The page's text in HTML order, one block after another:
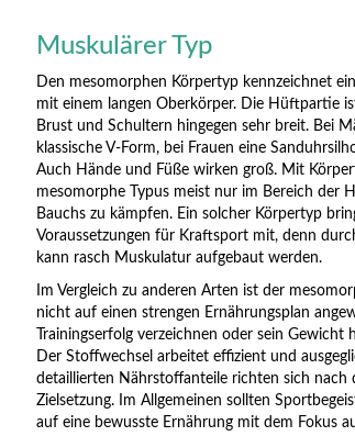
Muskulärer Typ
Den mesomorphen Körpertyp kennzeichnet
mit einem langen Oberkörper. Die Hüftpartie
Brust und Schultern hingegen sehr breit. Bei
klassische V-Form, bei Frauen eine
Auch Hände und Füße wirken groß. Mit
mesomorphe Typus meist nur im Bereich der
Bauchs zu kämpfen. Ein solcher Körpertyp
Voraussetzungen für Kraftsport mit, denn
kann rasch Muskulatur aufgebaut werden.
Im Vergleich zu anderen Arten ist der
nicht auf einen strengen Ernährungsplan
Trainingserfolg verzeichnen oder sein Gewicht
Der Stoffwechsel arbeitet effizient und
detaillierten Nährstoffanteile richten sich nach
Zielsetzung. Im Allgemeinen sollten
auf eine bewusste Ernährung mit dem Fokus